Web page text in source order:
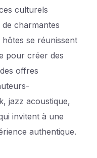
culturels
charmantes
se réunissent
pour créer des
offres
jazz acoustique,
invitent à une
authentique.